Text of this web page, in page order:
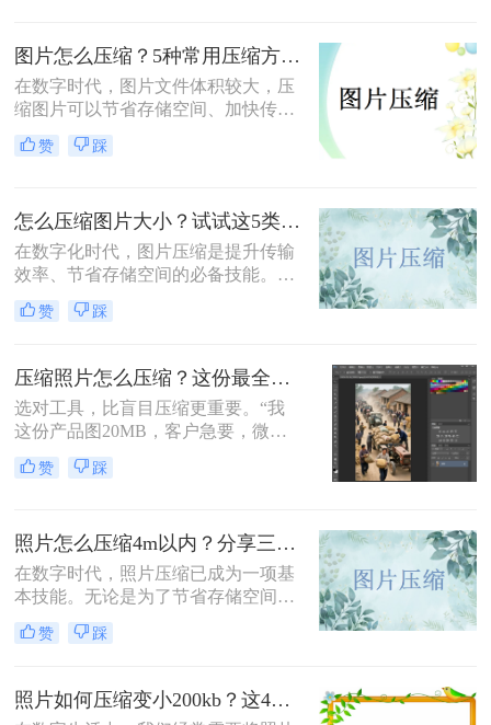
平衡画质与体积。
图片怎么压缩？5种常用压缩方法详解！
在数字时代，图片文件体积较大，压
缩图片可以节省存储空间、加快传输
速度或适应社交媒体、邮件等平台的
文件大小限制。那么图片怎么压缩
赞 踩
怎么压缩图片大小？试试这5类主流压缩方法！
在数字化时代，图片压缩是提升传输
效率、节省存储空间的必备技能。那
么怎么压缩图片大小呢？本文系统梳
理了 5 类主流压缩方法，助你高效平
赞 踩
压缩照片怎么压缩？这份最全压缩指南，小白也能轻松降80%！
选对工具，比盲目压缩更重要。“我
这份产品图20MB，客户急要，微信
死活发不出去！”一位做电商的朋友
半夜给我发来消息。这场景，想必很
赞 踩
照片怎么压缩4m以内？分享三种实用压缩方法！
在数字时代，照片压缩已成为一项基
本技能。无论是为了节省存储空间，
还是为了加快网页加载速度，将照片
压缩到指定大小都是非常有必要的。
介绍三种常用的照片压缩方法。
赞 踩
照片如何压缩变小200kb？这4种压缩方法请务必学会！